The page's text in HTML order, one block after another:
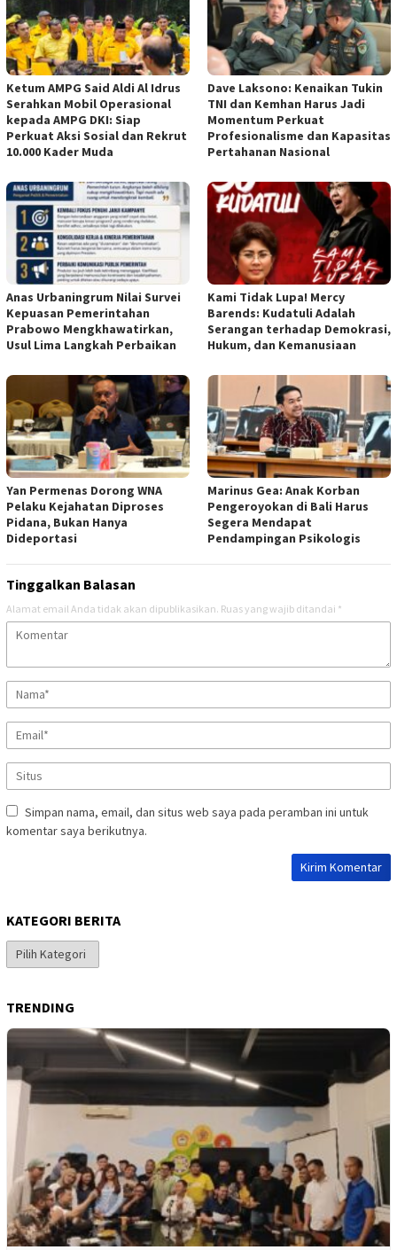
Ketum AMPG Said Aldi Al Idrus
Serahkan Mobil Operasional
kepada AMPG DKI: Siap
Perkuat Aksi Sosial dan Rekrut
10.000 Kader Muda
Dave Laksono: Kenaikan Tukin
TNI dan Kemhan Harus Jadi
Momentum Perkuat
Profesionalisme dan Kapasitas
Pertahanan Nasional
Anas Urbaningrum Nilai Survei
Kepuasan Pemerintahan
Prabowo Mengkhawatirkan,
Usul Lima Langkah Perbaikan
Kami Tidak Lupa! Mercy
Barends: Kudatuli Adalah
Serangan terhadap Demokrasi,
Hukum, dan Kemanusiaan
Yan Permenas Dorong WNA
Pelaku Kejahatan Diproses
Pidana, Bukan Hanya
Dideportasi
Marinus Gea: Anak Korban
Pengeroyokan di Bali Harus
Segera Mendapat
Pendampingan Psikologis
Tinggalkan Balasan
Alamat email Anda tidak akan dipublikasikan. Ruas yang wajib ditandai *
Simpan nama, email, dan situs web saya pada peramban ini untuk
komentar saya berikutnya.
KATEGORI BERITA
Kategori
Berita
TRENDING